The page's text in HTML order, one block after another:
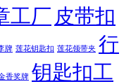
工厂 皮带扣
牌 莲花钥匙扣 莲花领带夹 行
香奖牌 钥匙扣工